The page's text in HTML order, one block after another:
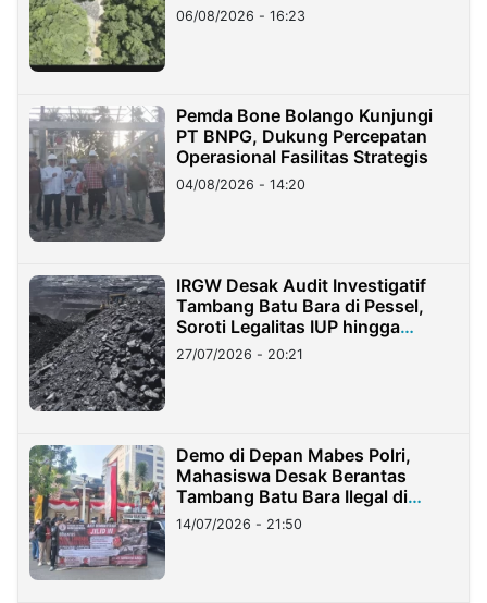
06/08/2026 - 16:23
Pemda Bone Bolango Kunjungi
PT BNPG, Dukung Percepatan
Operasional Fasilitas Strategis
04/08/2026 - 14:20
IRGW Desak Audit Investigatif
Tambang Batu Bara di Pessel,
Soroti Legalitas IUP hingga
Stockpile
27/07/2026 - 20:21
Demo di Depan Mabes Polri,
Mahasiswa Desak Berantas
Tambang Batu Bara Ilegal di
Lampung
14/07/2026 - 21:50